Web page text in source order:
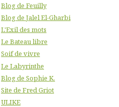
Blog de Feuilly
Blog de Jalel El-Gharbi
L'Exil des mots
Le Bateau libre
Soif de vivre
Le Labyrinthe
Blog de Sophie K.
Site de Fred Griot
ULIKE